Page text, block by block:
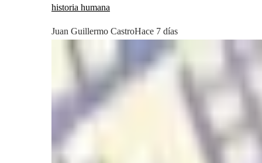
historia humana
Juan Guillermo CastroHace 7 días